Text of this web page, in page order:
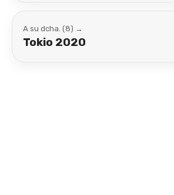
A su dcha. (8) →
Tokio 2020